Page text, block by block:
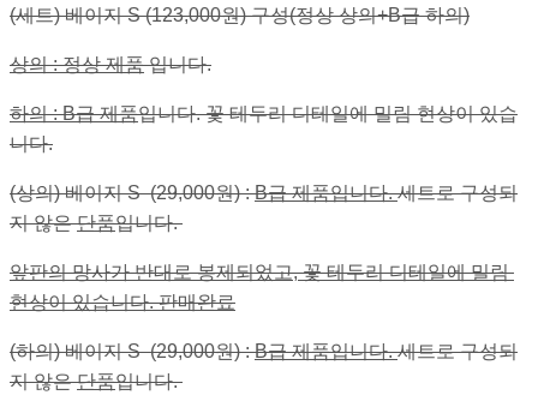
(세트) 베이지 S (123,000원) 구성(정상 상의+B급 하의)
상의 : 정상 제품입니다.
하의 : B급 제품입니다. 꽃 테두리 디테일에 밀림 현상이 있습
니다.
(상의) 베이지 S (29,000원) :B급 제품입니다.세트로 구성되
지 않은단품입니다.
앞판의 망사가 반대로 봉제되었고, 꽃 테두리 디테일에 밀림
현상이 있습니다. 판매완료
(하의) 베이지 S (29,000원) :B급 제품입니다.세트로 구성되
지 않은단품입니다.